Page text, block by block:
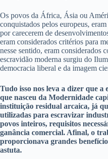
Os povos da África, Ásia ou
conquistados pelos europeus,
por carecerem de
eram considerados critérios para
nesse sentido, eram considerados
escravidão moderna surgiu do
democracia liberal e da imagem
Tudo isso nos leva a dizer que a
que nasceu da Modernidade
instituição residual arcaica, já
utilizadas para escravizar
povos inteiros, requisitos
ganância comercial. Afinal, o
proporcionava grandes
astuta.